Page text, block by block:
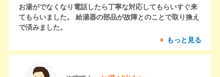
お湯がでなくなり電話したら丁寧な対応してもらいすぐ来
てもらいました。 給湯器の部品が故障とのことで取り換え
で済みました。
もっと見る